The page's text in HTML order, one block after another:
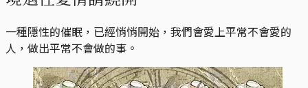
一種隱性的催眠，已經悄悄開始，我們會愛上平常不會愛的
人，做出平常不會做的事。